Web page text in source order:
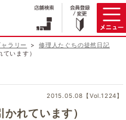
ラリー
修理人たぐちの徒然日記
います）
2015.05.08【Vol.1224】
れています）